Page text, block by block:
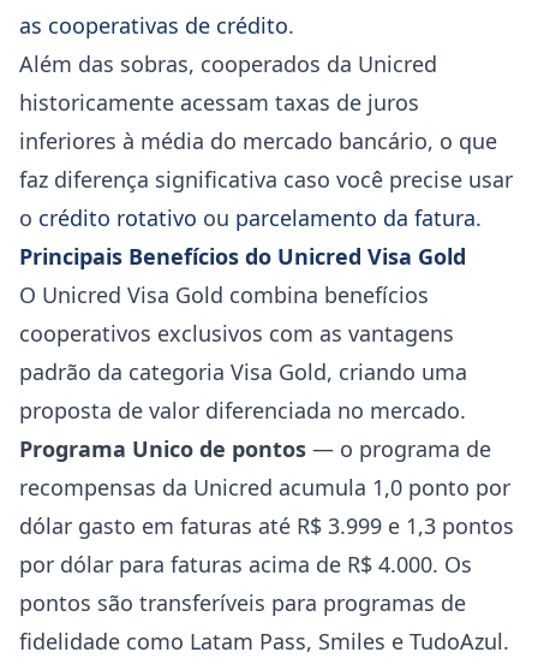
as cooperativas de crédito.
Além das sobras, cooperados da Unicred
historicamente acessam taxas de juros
inferiores à média do mercado bancário, o que
faz diferença significativa caso você precise usar
o crédito rotativo ou parcelamento da fatura.
Principais Benefícios do Unicred Visa Gold
O Unicred Visa Gold combina benefícios
cooperativos exclusivos com as vantagens
padrão da categoria Visa Gold, criando uma
proposta de valor diferenciada no mercado.
Programa Unico de pontos — o programa de
recompensas da Unicred acumula 1,0 ponto por
dólar gasto em faturas até R$ 3.999 e 1,3 pontos
por dólar para faturas acima de R$ 4.000. Os
pontos são transferíveis para programas de
fidelidade como Latam Pass, Smiles e TudoAzul.